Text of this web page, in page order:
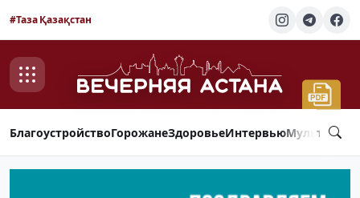
#Таза Қазақстан
БлагоустройствоГорожанеЗдоровьеИнтервью